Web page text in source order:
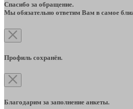
Спасибо за обращение.
Мы обязательно ответим Вам в самое
Профиль сохранён.
Благодарим за заполнение анкеты.